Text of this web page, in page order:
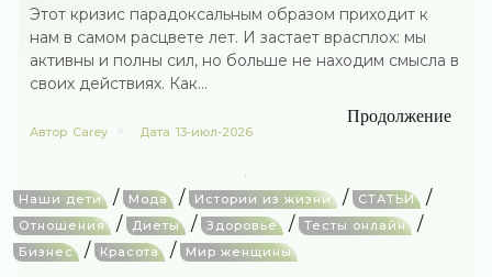
Этот кризис парадоксальным образом приходит к
нам в самом расцвете лет. И застает врасплох: мы
активны и полны сил, но больше не находим смысла в
своих действиях. Как...
Продолжение
Автор Carey Дата 13-июл-2026
Наши дети / Мода / Истории из жизни / СТАТЬИ /
Отношения / Диеты / Здоровье / Тесты онлайн /
Бизнес / Красота / Мир женщины